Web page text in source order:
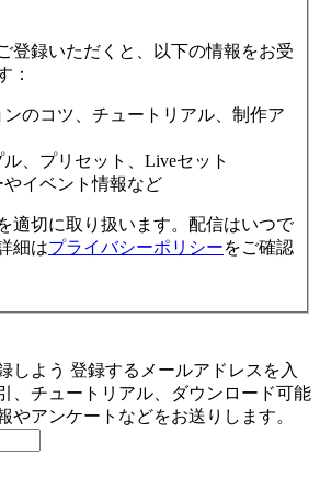
登録いただくと、以下の情報をお受
：
のコツ、チュートリアル、制作ア
、プリセット、Liveセット
やイベント情報など
適切に取り扱います。配信はいつで
細はプライバシーポリシーをご確認
しよう 登録するメールアドレスを入
、チュートリアル、ダウンロード可能
やアンケートなどをお送りします。